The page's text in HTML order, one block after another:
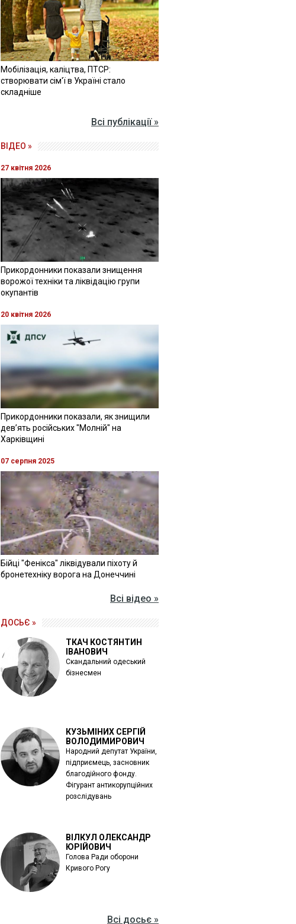
Мобілізація, каліцтва, ПТСР:
створювати сім'ї в Україні стало
складніше
Всі публікації »
ВІДЕО »
27 квітня 2026
Прикордонники показали знищення
ворожої техніки та ліквідацію групи
окупантів
20 квітня 2026
Прикордонники показали, як знищили
девʼять російських "Молній" на
Харківщині
07 серпня 2025
Бійці "Фенікса" ліквідували піхоту й
бронетехніку ворога на Донеччині
Всі відео »
ДОСЬЄ »
ТКАЧ КОСТЯНТИН
ІВАНОВИЧ
Скандальний одеський
бізнесмен
КУЗЬМІНИХ СЕРГІЙ
ВОЛОДИМИРОВИЧ
Народний депутат України,
підприємець, засновник
благодійного фонду.
Фігурант антикорупційних
розслідувань
ВІЛКУЛ ОЛЕКСАНДР
ЮРІЙОВИЧ
Голова Ради оборони
Кривого Рогу
Всі досьє »